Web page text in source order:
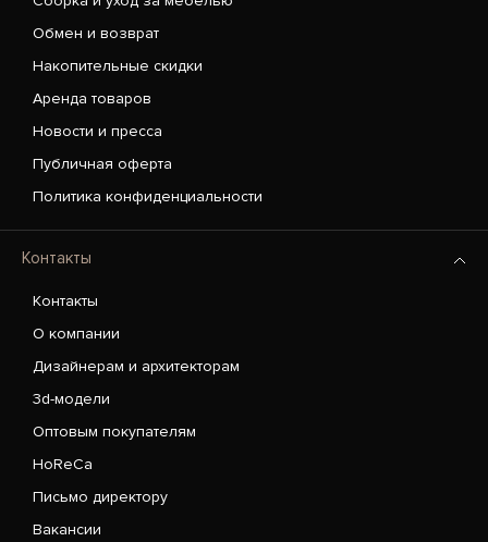
Обмен и возврат
Накопительные скидки
Аренда товаров
Новости и пресса
Публичная оферта
Политика конфиденциальности
Контакты
Контакты
О компании
Дизайнерам и архитекторам
3d-модели
Оптовым покупателям
HoReCa
Письмо директору
Вакансии